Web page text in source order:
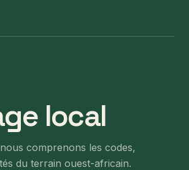
local
comprenons les codes,
du terrain ouest-africain.